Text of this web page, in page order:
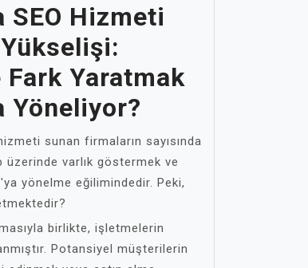
SEO Hizmeti
Fark Yaratmak
Yöneliyor?
sunan firmaların sayısında
varlık göstermek ve
yönelme eğilimindedir. Peki,
birlikte, işletmelerin
Potansiyel müşterilerin